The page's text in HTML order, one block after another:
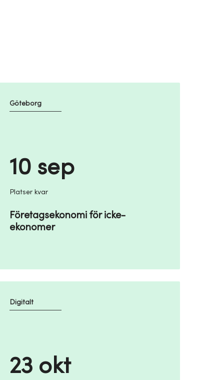
Företagsekonomi för icke-
ekonomer
10 sep
Platser kvar
Göteborg
23 okt
Digitalt